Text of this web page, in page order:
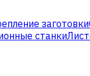
заготовки
станки